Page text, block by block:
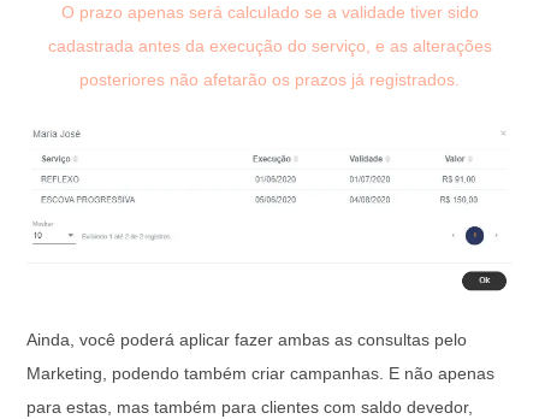
O prazo apenas será calculado se a validade tiver sido
cadastrada antes da execução do serviço, e as alterações
posteriores não afetarão os prazos já registrados.
Ainda, você poderá aplicar fazer ambas as consultas pelo
Marketing, podendo também criar campanhas. E não apenas
para estas, mas também para clientes com saldo devedor,